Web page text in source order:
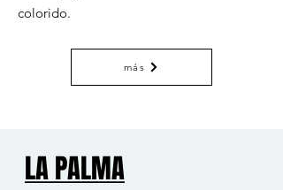
colorido.
más
LA PALMA
LA PALMA